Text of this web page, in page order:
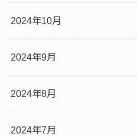
2024年10月
2024年9月
2024年8月
2024年7月